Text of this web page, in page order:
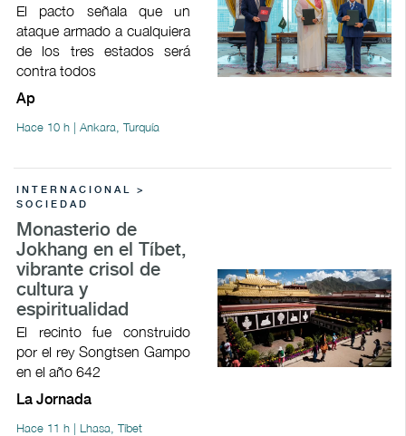
El pacto señala que un
ataque armado a cualquiera
de los tres estados será
contra todos
Ap
Hace 10 h | Ankara, Turquía
INTERNACIONAL >
SOCIEDAD
Monasterio de
Jokhang en el Tíbet,
vibrante crisol de
cultura y
espiritualidad
El recinto fue construido
por el rey Songtsen Gampo
en el año 642
La Jornada
Hace 11 h | Lhasa, Tíbet